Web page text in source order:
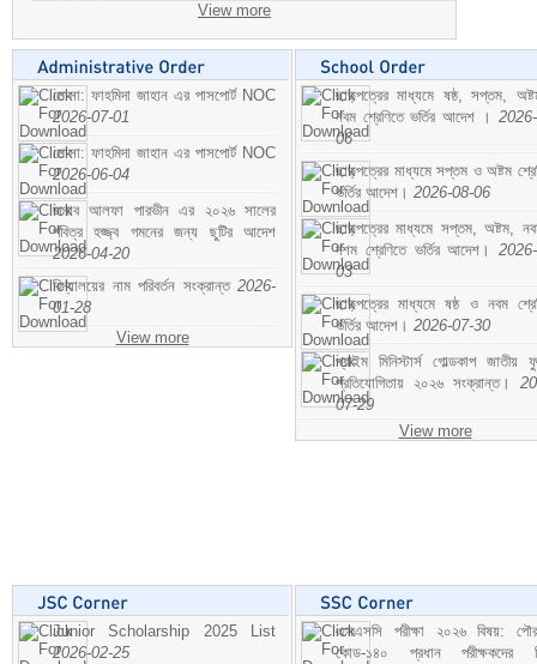
View more
মোসা: ফাহমিদা জাহান এর পাসপোর্ট NOC
2026-07-01
মোসা: ফাহমিদা জাহান এর পাসপোর্ট NOC
2026-06-04
জনাব আলফা পারভীন এর ২০২৬ সালের
পবিত্র হজ্জ্ব গমনের জন্য ছুটির আদেশ
2026-04-20
বিদ্যালয়ের নাম পরিবর্তন সংক্রান্ত 2026-
01-28
View more
ছাড়পত্রের মাধ্যমে ষষ্ঠ, সপ্তম,
নবম শ্রেণিতে ভর্তির আদেশ ।
06
ছাড়পত্রের মাধ্যমে সপ্তম ও অষ্টম
ভর্তির আদেশ। 2026-08-06
ছাড়পত্রের মাধ্যমে সপ্তম, অষ্টম,
দশম শ্রেণিতে ভর্তির আদেশ।
03
ছাড়পত্রের মাধ্যমে ষষ্ঠ ও নবম
ভর্তির আদেশ। 2026-07-30
প্রাইম মিনিস্টার্স গোল্ডকাপ জাতীয়
প্রতিযোগিতায় ২০২৬ সংক্রান্ত।
07-29
View more
Junior Scholarship 2025 List
2026-02-25
এসএসসি পরীক্ষা ২০২৬ বিষয়:
কোড-১৪০ প্রধান পরীক্ষকদের